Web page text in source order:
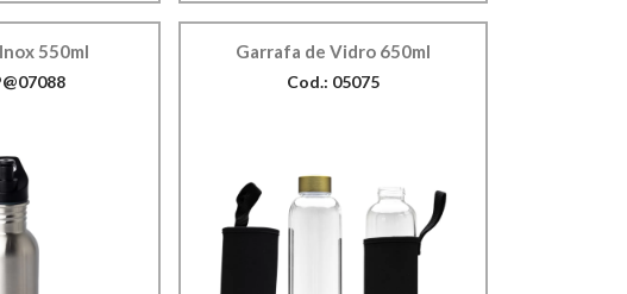
550ml Garrafa de Vidro 650ml
Cod.: 05075